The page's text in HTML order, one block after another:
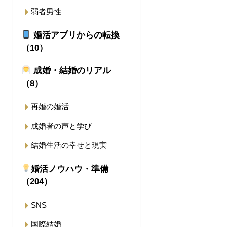
弱者男性
婚活アプリからの転換
（10）
成婚・結婚のリアル
（8）
再婚の婚活
成婚者の声と学び
結婚生活の幸せと現実
婚活ノウハウ・準備
（204）
SNS
国際結婚